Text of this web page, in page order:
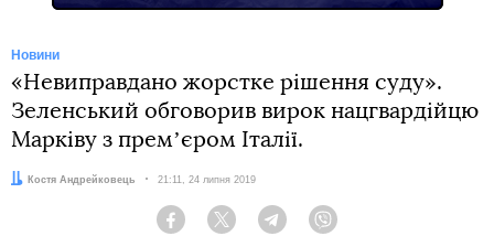
Новини
«Невиправдано жорстке рішення суду».
Зеленський обговорив вирок нацгвардійцю
Марківу з премʼєром Італії.
Автор:Костя Андрейковець Дата:
21:11, 24 липня 2019
Facebook Twitter Telegram